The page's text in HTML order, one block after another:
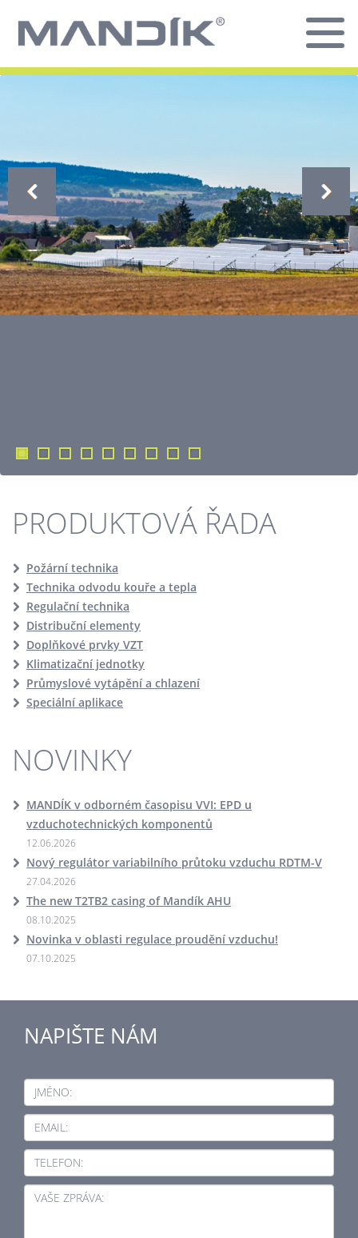
PRODUKTOVÁ ŘADA
Požární technika
Technika odvodu kouře a tepla
Regulační technika
Distribuční elementy
Doplňkové prvky VZT
Klimatizační jednotky
Průmyslové vytápění a chlazení
Speciální aplikace
NOVINKY
MANDÍK v odborném časopisu VVI: EPD u
vzduchotechnických komponentů
12.06.2026
Nový regulátor variabilního průtoku vzduchu RDTM-V
27.04.2026
The new T2TB2 casing of Mandík AHU
08.10.2025
Novinka v oblasti regulace proudění vzduchu!
07.10.2025
NAPIŠTE NÁM
JMÉNO:
EMAIL:
TELEFON:
VAŠE ZPRÁVA: